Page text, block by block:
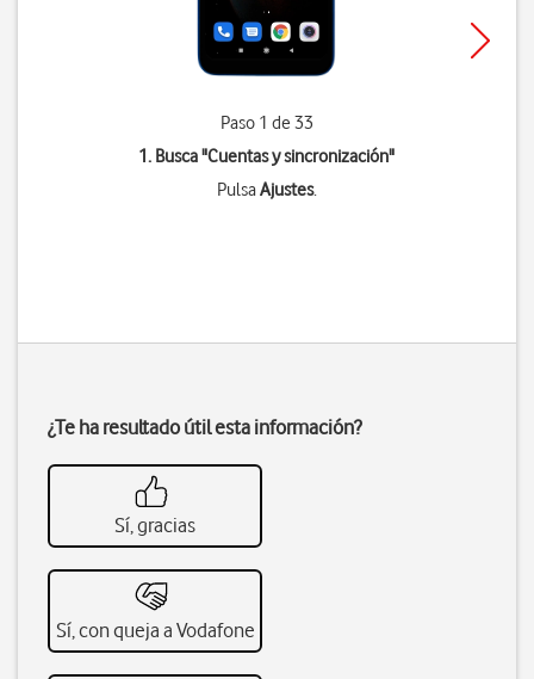
Paso 1 de 33
1. Busca "Cuentas y sincronización"
PulsaAjustes.
¿Te ha resultado útil esta información?
Sí, gracias
Sí, con queja a Vodafone